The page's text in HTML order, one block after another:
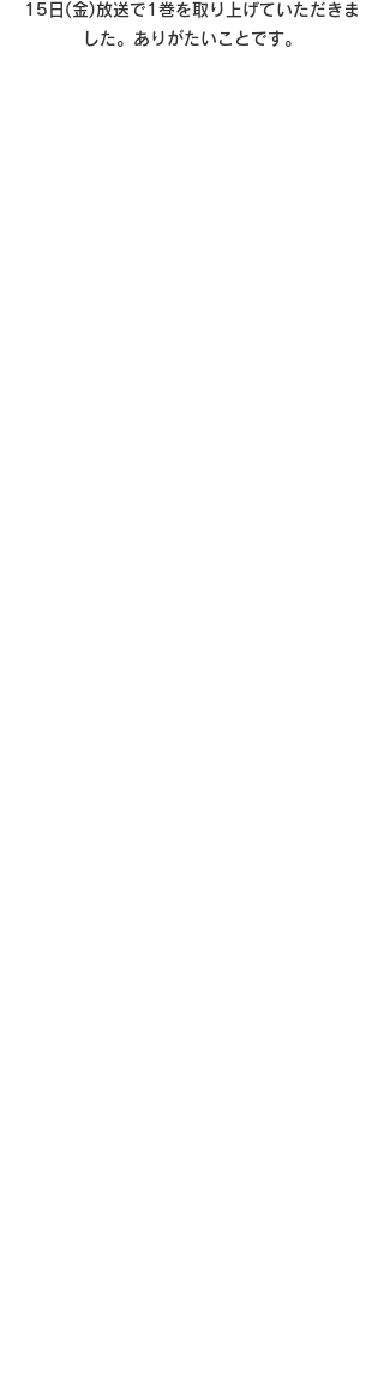
15日(金)放送で1巻を取り上げていただきま
した。ありがたいことです。